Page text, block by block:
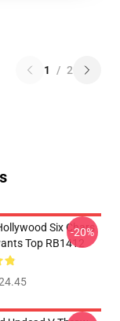
1 / 2
Six Chars
Top RB1412
-20%